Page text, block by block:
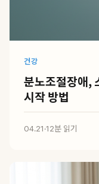
건강
분노조절장애,
시작 방법
04.21·12분 읽기